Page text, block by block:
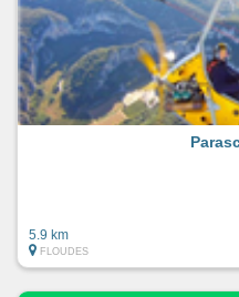
5.9 km
FLOUDES